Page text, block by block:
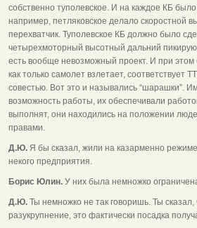
собственно туполевское. И на каждое КБ
например, петляковское делало скоростной
перехватчик. Туполевское КБ должно было
четырехмоторный высотный дальний
есть вообще невозможный проект. И при
как только самолет взлетает, соответствует
совестью. Вот это и назывались “шарашки”.
возможность работы, их обеспечивали
выполнят, они находились на положении
правами.
Д.Ю. Я бы сказал, жили на казарменно
некого предприятия.
Борис Юлин. У них была немножко
Д.Ю. Ты немножко не так говоришь. Ты
разукрупнение, это фактически посадка